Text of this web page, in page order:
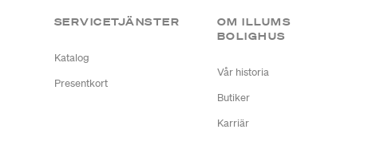
SERVICETJÄNSTER
Katalog
Presentkort
OM ILLUMS
BOLIGHUS
Vår historia
Butiker
Karriär